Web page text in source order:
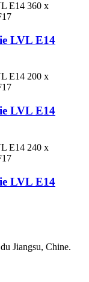
LVL E14
LVL E14
LVL E14
Jiangsu, Chine.